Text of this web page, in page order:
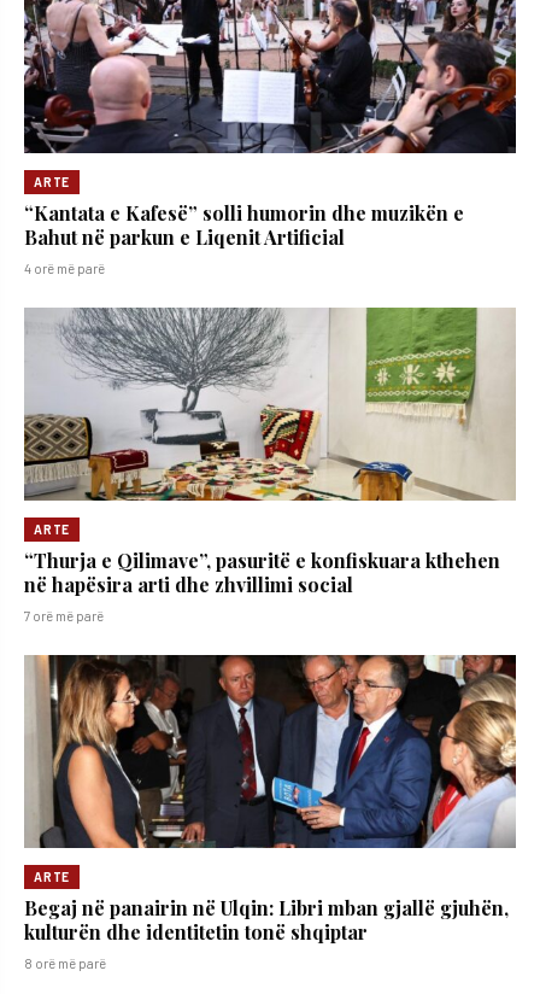
ARTE
“Kantata e Kafesë” solli humorin dhe muzikën e
Bahut në parkun e Liqenit Artificial
4 orë më parë
ARTE
“Thurja e Qilimave”, pasuritë e konfiskuara kthehen
në hapësira arti dhe zhvillimi social
7 orë më parë
ARTE
Begaj në panairin në Ulqin: Libri mban gjallë gjuhën,
kulturën dhe identitetin tonë shqiptar
8 orë më parë